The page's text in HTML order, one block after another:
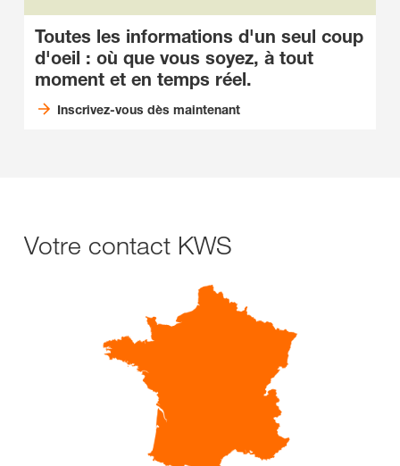
Toutes les informations d'un seul coup
d'oeil : où que vous soyez, à tout
moment et en temps réel.
Inscrivez-vous dès maintenant
Votre contact KWS